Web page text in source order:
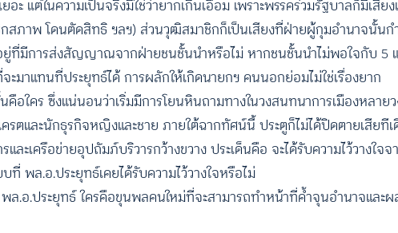
ะ แต่ในความเป็นจริงมิใช่ว่ายากเกินเอื้อม เพราะพรรคร่วมรัฐบาลก็มีเสี
สภาพ โดนตัดสิทธิ ฯลฯ) ส่วนวุฒิสมาชิกก็เป็นเสียงที่ฝ่ายผู้กุมอำนาจนั้นก
ที่มีการส่งสัญญาณจากฝ่ายชนชั้นนำหรือไม่ หากชนชั้นนำไม่พอใจกับ 5
ะมาแทนที่ประยุทธ์ได้ การผลักให้เกิดนายกฯ คนนอกย่อมไม่ใช่เรื่องยาก
คร ซึ่งแน่นอนว่าเริ่มมีการโยนหินถามทางในวงสนทนาการเมืองหลาย
รตและนักธุรกิจหญิงและชาย ภายใต้ฉากทัศน์นี้ ประตูก็ไม่ได้ปิดตายเสียที
ะเครือข่ายอุปถัมภ์บริวารกว้างขวาง ประเด็นคือ จะได้รับความไว้วางใจ
พล.อ.ประยุทธ์เคยได้รับความไว้วางใจหรือไม่
อ.ประยุทธ์ ใครคือขุนพลคนใหม่ที่จะสามารถทำหน้าที่ค้ำจุนอำนาจและผ